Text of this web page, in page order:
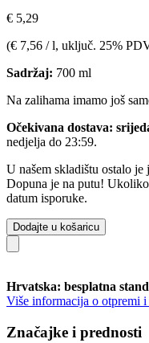
€ 5,29
(€ 7,56 / l, uključ. 25%
Sadržaj: 700 ml
Na zalihama imamo još
Očekivana dostava:
nedjelja do 23:59.
U našem skladištu ostalo
Dopuna je na putu!
datum isporuke.
Dodajte u košaricu
Hrvatska: besplatna
Više informacija o otpremi i
Značajke i prednosti